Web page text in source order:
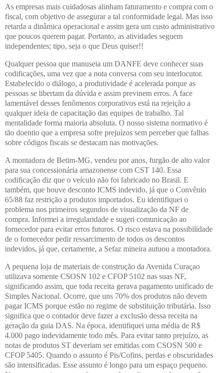
As empresas mais cuidadosas alinham faturamento e compra com o
fiscal, com objetivo de assegurar a tal conformidade legal. Mas isso
retarda a dinâmica operacional e assim gera um custo administrativo
que poucos querem pagar. Portanto, as atividades seguem
independentes; tipo, seja o que Deus quiser!!
Qualquer pessoa que manuseia um DANFE deve conhecer suas
codificações, uma vez que a nota conversa com seu interlocutor.
Estabelecido o diálogo, a produtividade é acelerada porque as
pessoas se libertam da dúvida e assim previnem erros. A face
lamentável desses fenômenos corporativos está na rejeição a
qualquer ideia de capacitação das equipes de trabalho. Tal
mentalidade forma maioria absoluta. O nosso sistema normativo é
tão doentio que a empresa sofre prejuízos sem perceber que falhas
sobre códigos fiscais se destacam nas motivações.
A montadora de Betim-MG, vendeu por anos, furgão de alto valor
para sua concessionária amazonense com CST 140. Essa
codificação diz que o veículo não foi fabricado no Brasil. E
também, que houve desconto ICMS indevido, já que o Convênio
65/88 faz restrição a produtos importados. Eu identifiquei o
problema nos primeiros segundos de visualização da NF de
compra. Informei a irregularidade e sugeri comunicação ao
fornecedor para evitar erros futuros. O risco estava na possibilidade
de o fornecedor pedir ressarcimento de todos os descontos
indevidos, já que, certamente, a Sefaz mineira autuou a montadora.
A pequena loja de materiais de construção da Avenida Curaçao
utilizava somente CSOSN 102 e CFOP 5102 nas suas NF,
significando assim, que toda receita gerava pagamento unificado de
Simples Nacional. Ocorre, que uns 70% dos produtos não devem
pagar ICMS porque estão no regime de substituição tributária. Isso
significa que o contador deve fazer a exclusão dessa receita na
geração da guia DAS. Na época, identifiquei uma média de R$
4.000 pago indevidamente todo mês. Para evitar tanto prejuízo, as
notas de produtos ST deveriam ser emitidas com CSOSN 500 e
CFOP 5405. Quando o assunto é Pis/Cofins, perdas e obscuridades
são intensificadas. Esse assunto é longo para um espaço pequeno.